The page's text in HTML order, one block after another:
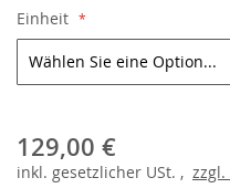
Einheit
129,00 €
inkl. gesetzlicher USt. , zzgl.